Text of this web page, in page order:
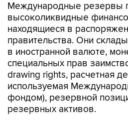
Международные резервы
высоколиквидные
находящиеся в
правительства. Они
в иностранной валюте,
специальных прав
drawing rights, расчетная
используемая
фондом), резервной
резервных активов.